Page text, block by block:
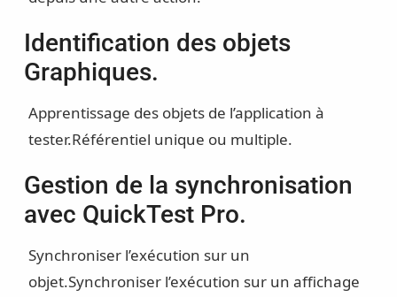
Identification des objets
Graphiques.
Apprentissage des objets de l’application à
tester.Référentiel unique ou multiple.
Gestion de la synchronisation
avec QuickTest Pro.
Synchroniser l’exécution sur un
objet.Synchroniser l’exécution sur un affichage